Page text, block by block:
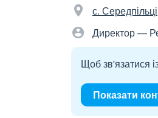
с. Середпільці
Директор —
Щоб зв'язатися
Показати